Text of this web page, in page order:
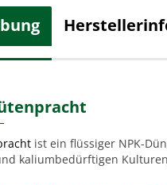
ist ein flüssiger NPK-
kaliumbedürftigen